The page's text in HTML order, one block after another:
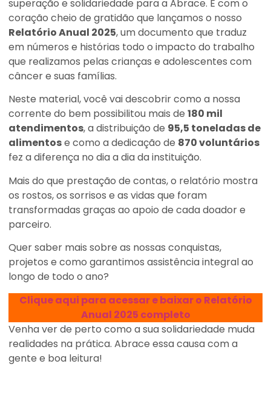
superação e solidariedade para a Abrace. É com o
coração cheio de gratidão que lançamos o nosso
Relatório Anual 2025, um documento que traduz
em números e histórias todo o impacto do trabalho
que realizamos pelas crianças e adolescentes com
câncer e suas famílias.
Neste material, você vai descobrir como a nossa
corrente do bem possibilitou mais de 180 mil
atendimentos, a distribuição de 95,5 toneladas de
alimentose como a dedicação de 870 voluntários
fez a diferença no dia a dia da instituição.
Mais do que prestação de contas, o relatório mostra
os rostos, os sorrisos e as vidas que foram
transformadas graças ao apoio de cada doador e
parceiro.
Quer saber mais sobre as nossas conquistas,
projetos e como garantimos assistência integral ao
longo de todo o ano?
Clique aqui para acessar e baixar o Relatório
Anual 2025 completo
Venha ver de perto como a sua solidariedade muda
realidades na prática. Abrace essa causa com a
gente e boa leitura!